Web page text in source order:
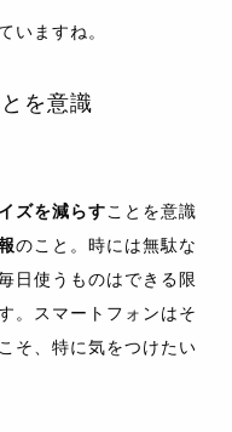
いますね。
を意識
ズを減らすことを意識
のこと。時には無駄な
日使うものはできる限
。スマートフォンはそ
そ、特に気をつけたい